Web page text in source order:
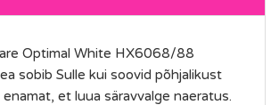
Optimal White HX6068/88
sobib Sulle kui soovid põhjalikust
et luua säravvalge naeratus.